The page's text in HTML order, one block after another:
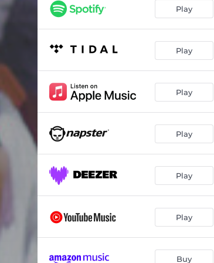
Samba da Primavera
Embriagado Com a Solidão 03:17
Brilhar Mais uma Vez
O Que o Amor Deixou Em Mim 03:23
Cintilante 03:20
Samba Até Cair 03:47
Play
Play
Play
Play
Play
Play
Buy